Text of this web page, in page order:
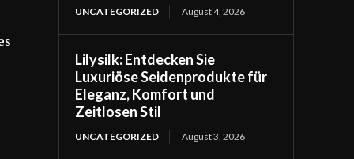
UNCATEGORIZED August 4, 2026
Lilysilk: Entdecken Sie
Luxuriöse Seidenprodukte für
Eleganz, Komfort und
Zeitlosen Stil
UNCATEGORIZED August 3, 2026